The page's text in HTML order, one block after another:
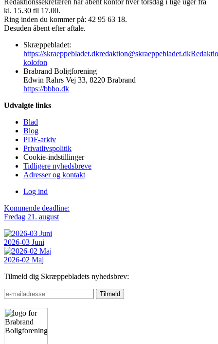
kl. 15.30 til 17.00.
Ring inden du kommer på: 42 95 63 18.
Desuden åbent efter aftale.
Skræppebladet:
https://skraeppebladet.dkredaktion@skraeppebladet.dk
kolofon
Brabrand Boligforening
Edwin Rahrs Vej 33, 8220 Brabrand
https://bbbo.dk
Udvalgte links
Blad
Blog
PDF-arkiv
Privatlivspolitik
Cookie-indstillinger
Tidligere nyhedsbreve
Adresser og kontakt
Log ind
Kommende deadline:
Fredag 21. august
2026-03 Juni
2026-02 Maj
Tilmeld dig Skræppebladets nyhedsbrev: